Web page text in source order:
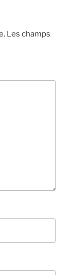
Les champs